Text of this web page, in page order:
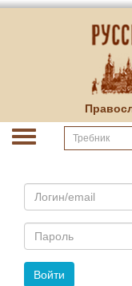
Email
Пароль
Войти